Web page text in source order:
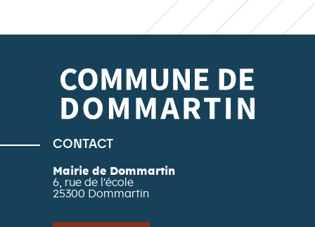
CONTACT
Mairie de Dommartin
6, rue de l'école
25300 Dommartin